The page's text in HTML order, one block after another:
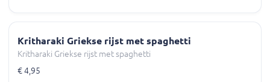
Kritharaki Griekse rijst met spaghetti
Kritharaki Griekse rijst met spaghetti
€ 4,95